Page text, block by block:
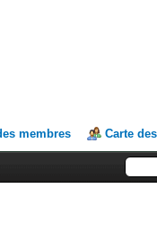
membres Carte